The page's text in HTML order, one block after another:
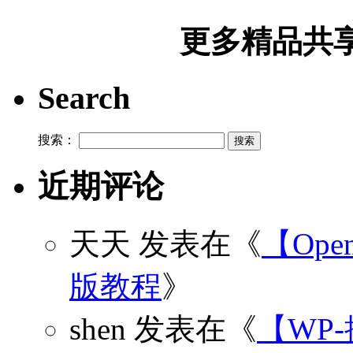
更多精品共
Search
搜索：
近期评论
天天 发表在《 【
版教程》
shen 发表在《 【